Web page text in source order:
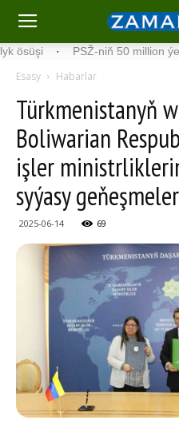
· PSŽ-niň 50 million ýewrolyk
Esasy Habarlar
Türkmenistanyň
Boliwarian
işler
syýasy
2025-06-14 69